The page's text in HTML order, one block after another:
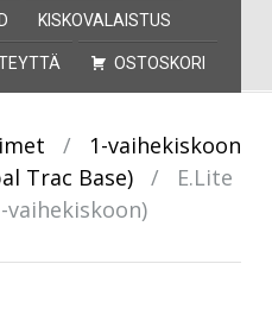
KISKOVALAISTUS
OSTOSKORI
/
1-vaihekiskoon
Trac Base) /
E.Lite
vaihekiskoon)